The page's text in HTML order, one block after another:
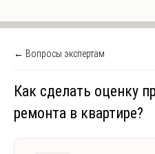
← Вопросы экспертам
Как сделать оценку
ремонта в квартире?